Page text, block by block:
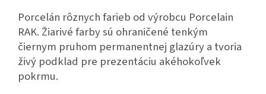
Porcelán rôznych farieb od výrobcu Porcelain
RAK. Žiarivé farby sú ohraničené tenkým
čiernym pruhom permanentnej glazúry a tvoria
živý podklad pre prezentáciu akéhokoľvek
pokrmu.